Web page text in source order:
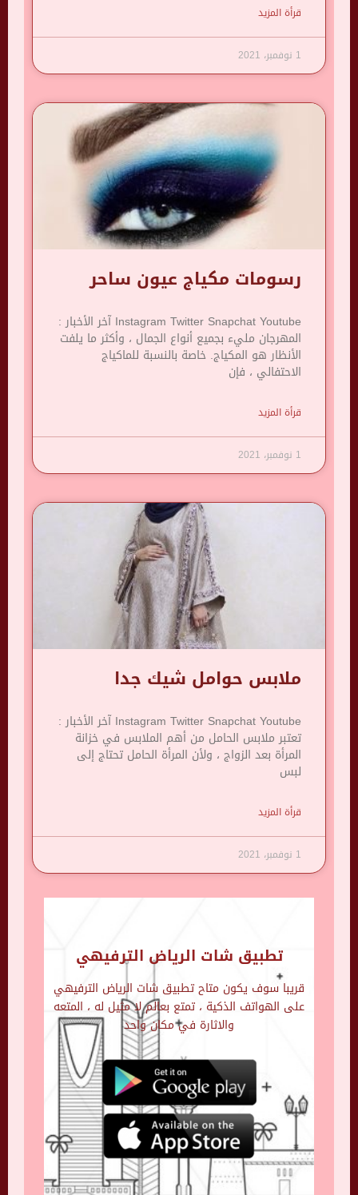
قرأة المزيد
1 نوفمبر، 2021
رسومات مكياج عيون ساحر
Instagram Twitter Snapchat Youtube آخر الأخبار :
المهرجان مليء بجميع أنواع الجمال ، وأكثر ما يلفت
الأنظار هو المكياج. خاصة بالنسبة للماكياج
الاحتفالي ، فإن
قرأة المزيد
1 نوفمبر، 2021
ملابس حوامل شيك جدا
Instagram Twitter Snapchat Youtube آخر الأخبار :
تعتبر ملابس الحامل من أهم الملابس في خزانة
المرأة بعد الزواج ، ولأن المرأة الحامل تحتاج إلى
لبس
قرأة المزيد
1 نوفمبر، 2021
تطبيق شات الرياض الترفيهي
قريبا سوف يكون متاح تطبيق شات الرياض الترفيهي
على الهواتف الذكية ، تمتع بعالم لا مثيل له ، المتعه
والاثارة في مكان واحد